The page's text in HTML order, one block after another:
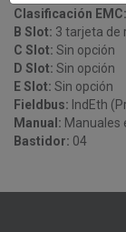
Clasificación EMC:
B Slot: 3 tarjeta de
C Slot: Sin opción
D Slot: Sin opción
E Slot: Sin opción
Fieldbus: IndEth
Manual: Manuales
Bastidor: 04